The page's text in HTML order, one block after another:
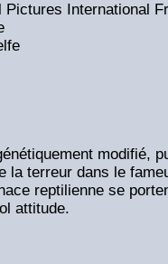
Pictures International
modifié,
la terreur dans le
reptilienne se
attitude.